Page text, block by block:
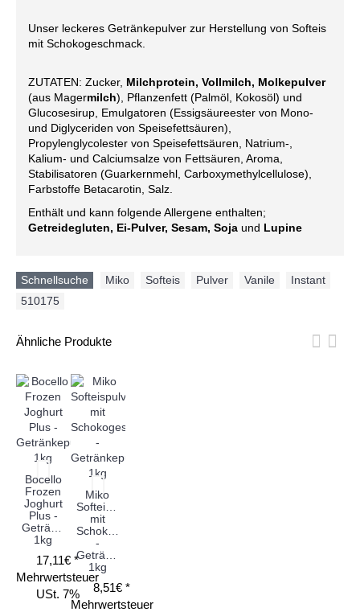
Unser leckeres Getränkepulver zur Herstellung von Softeis
mit Schokogeschmack.
ZUTATEN: Zucker, Milchprotein, Vollmilch, Molkepulver
(aus Magermilch), Pflanzenfett (Palmöl, Kokosöl) und
Glucosesirup, Emulgatoren (Essigsäureester von Mono-
und Diglyceriden von Speisefettsäuren),
Propylenglycolester von Speisefettsäuren, Natrium-,
Kalium- und Calciumsalze von Fettsäuren, Aroma,
Stabilisatoren (Guarkernmehl, Carboxymethylcellulose),
Farbstoffe Betacarotin, Salz.
Enthält und kann folgende Allergene enthalten;
Getreidegluten, Ei-Pulver, Sesam, Soja und Lupine
Schnellsuche Miko Softeis Pulver Vanile Instant
510175
Ähnliche Produkte
Bocello
Frozen
Joghurt
Plus -
Getränkepulver
1kg
17,11€ *
Mehrwertsteuer
USt. 7%
Miko
Softeispulver
mit
Schokogeschmack
-
Getränkepulver
1kg
8,51€ *
Mehrwertsteuer